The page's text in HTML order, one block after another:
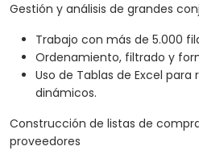
Gestión y análisis de grandes
Trabajo con más de 5.000
Ordenamiento, filtrado y
Uso de Tablas de Excel
dinámicos.
Construcción de listas de
proveedores